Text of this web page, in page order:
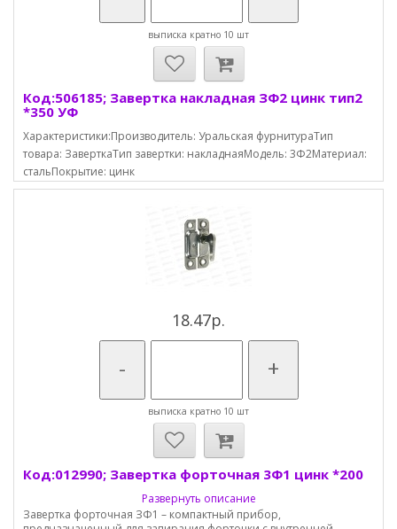
выписка кратно 10 шт
Код:506185; Завертка накладная ЗФ2 цинк тип2
*350 УФ
Характеристики:Производитель: Уральская фурнитураТип
товара: ЗаверткаТип завертки: накладнаяМодель: 3Ф2Материал:
стальПокрытие: цинк
18.47р.
- +
выписка кратно 10 шт
Код:012990; Завертка форточная 3Ф1 цинк *200
Развернуть описание
Завертка форточная ЗФ1 – компактный прибор,